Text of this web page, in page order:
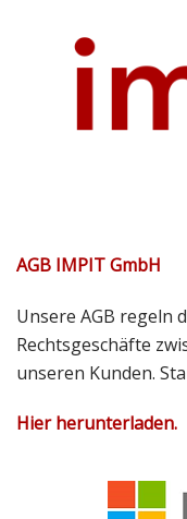
AGB IMPIT GmbH
Unsere AGB regeln
Rechtsgeschäfte
unseren Kunden.
Hier herunterladen.